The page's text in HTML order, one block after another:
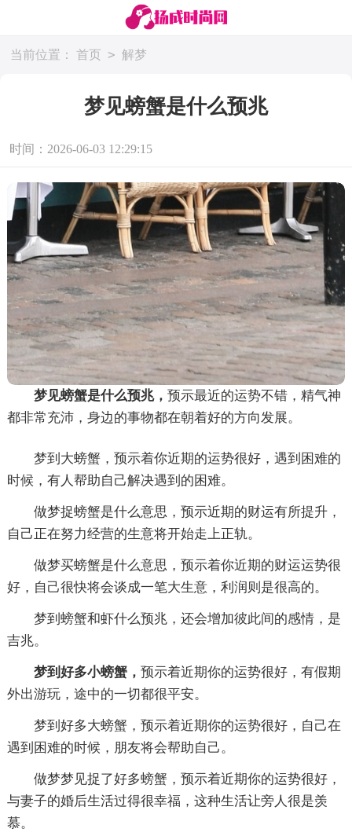
当前位置： 首页 > 解梦
梦见螃蟹是什么预兆
时间：2026-06-03 12:29:15
梦见螃蟹是什么预兆， 预示最近的运势不错，精气神
都非常充沛，身边的事物都在朝着好的方向发展。
梦到大螃蟹，预示着你近期的运势很好，遇到困难的
时候，有人帮助自己解决遇到的困难。
做梦捉螃蟹是什么意思，预示近期的财运有所提升，
自己正在努力经营的生意将开始走上正轨。
做梦买螃蟹是什么意思，预示着你近期的财运运势很
好，自己很快将会谈成一笔大生意，利润则是很高的。
梦到螃蟹和虾什么预兆，还会增加彼此间的感情，是
吉兆。
梦到好多小螃蟹， 预示着近期你的运势很好，有假期
外出游玩，途中的一切都很平安。
梦到好多大螃蟹，预示着近期你的运势很好，自己在
遇到困难的时候，朋友将会帮助自己。
做梦梦见捉了好多螃蟹，预示着近期你的运势很好，
与妻子的婚后生活过得很幸福，这种生活让旁人很是羡
慕。